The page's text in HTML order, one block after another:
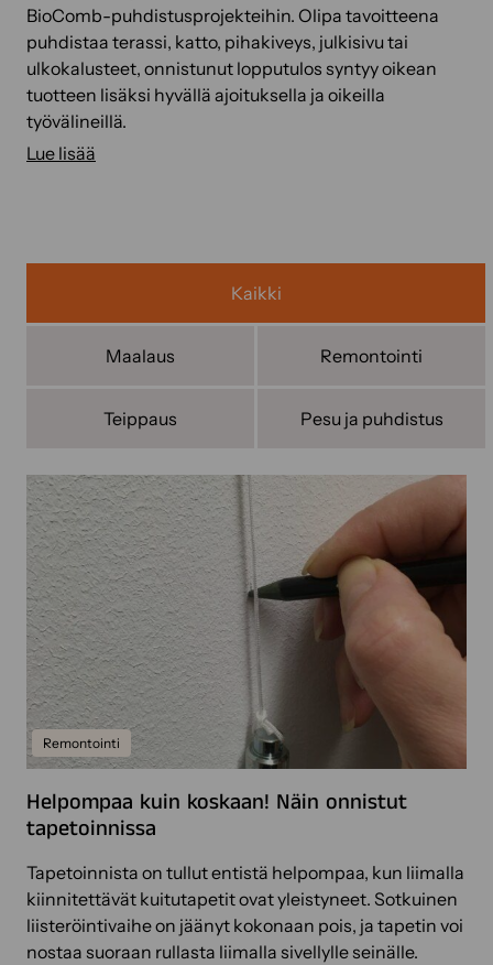
BioComb-puhdistusprojekteihin. Olipa tavoitteena
puhdistaa terassi, katto, pihakiveys, julkisivu tai
ulkokalusteet, onnistunut lopputulos syntyy oikean
tuotteen lisäksi hyvällä ajoituksella ja oikeilla
työvälineillä.
Lue lisää
Kaikki
Maalaus Remontointi
Teippaus Pesu ja puhdistus
Remontointi
Helpompaa kuin koskaan! Näin onnistut
tapetoinnissa
Tapetoinnista on tullut entistä helpompaa, kun liimalla
kiinnitettävät kuitutapetit ovat yleistyneet. Sotkuinen
liisteröintivaihe on jäänyt kokonaan pois, ja tapetin voi
nostaa suoraan rullasta liimalla sivellylle seinälle.